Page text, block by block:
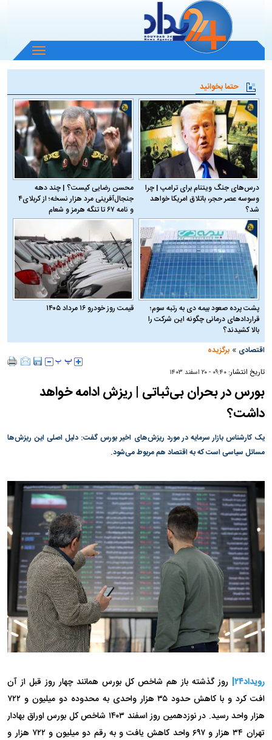
باز
و
منو
حتما بخوانید
درس‌های جنگ ویتنام برای ترامپ | چرا
وسوسه عصر حجر، باتلاق امریکا خواهد
شد؟
محسن رضایی کیست؟ | چند دهه
جنجال‌آفرینی مرد هزار نسخه؛ از کربلای۴
و نامه ۶۷ تا تنگه هرمز و شعام
پشت پرده صعود بیمه دی به رتبه سوم؛
قراردادهای درمانی چگونه این شرکت را
بالا کشیدند؟
قیمت روز خودرو ۱۶ مرداد ۱۴۰۵
اقتصادی »برگزیده
تاریخ انتشار:۰۹:۴۰ - ۲۰ اسفند ۱۴۰۳
بورس در بحران بی‌ثباتی | ریزش ادامه خواهد
داشت؟
یک کارشناس بازار سرمایه در مورد ریزش‌های اخیر بورس گفت: دلیل اصلی این ریزش‌ها
مسائل سیاسی است که به اقتصاد هم مربوط می‌شود.
رویداد۲۴|
روز گذشته باز هم شاخص کل بورس همانند چهار روز قبل از آن
افت کرد و با کاهش حدود ۳۵ هزار واحدی به محدوده دو میلیون و ۷۲۲
هزار واحد رسید. در نوزدهمین روز اسفند ۱۴۰۳ شاخص کل بورس اوراق بهادار
تهران ۳۴ هزار و ۶۹۷ واحد کاهش یافت و به رقم دو میلیون و ۷۲۲ هزار و